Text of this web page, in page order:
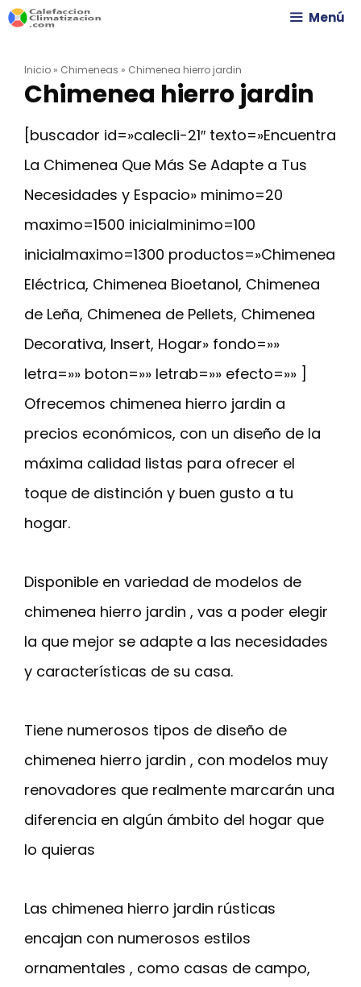
Saltar
contenido
Menú
Inicio » Chimeneas » Chimenea hierro jardin
Chimenea hierro jardin
[buscador id=»calecli-21″ texto=»Encuentra
La Chimenea Que Más Se Adapte a Tus
Necesidades y Espacio» minimo=20
maximo=1500 inicialminimo=100
inicialmaximo=1300 productos=»Chimenea
Eléctrica, Chimenea Bioetanol, Chimenea
de Leña, Chimenea de Pellets, Chimenea
Decorativa, Insert, Hogar» fondo=»»
letra=»» boton=»» letrab=»» efecto=»» ]
Ofrecemos chimenea hierro jardin a
precios económicos, con un diseño de la
máxima calidad listas para ofrecer el
toque de distinción y buen gusto a tu
hogar.
Disponible en variedad de modelos de
chimenea hierro jardin , vas a poder elegir
la que mejor se adapte a las necesidades
y características de su casa.
Tiene numerosos tipos de diseño de
chimenea hierro jardin , con modelos muy
renovadores que realmente marcarán una
diferencia en algún ámbito del hogar que
lo quieras
Las chimenea hierro jardin rústicas
encajan con numerosos estilos
ornamentales , como casas de campo,